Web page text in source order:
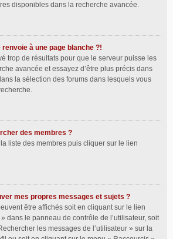
disponibles dans la recherche avancée.
à une page blanche ?!
trop de résultats pour que le serveur puisse les
avancée et essayez d’être plus précis dans
la sélection des forums dans lesquels vous
des membres ?
liste des membres puis cliquer sur le lien
mes propres messages et sujets ?
être affichés soit en cliquant sur le lien
dans le panneau de contrôle de l’utilisateur, soit
les messages de l’utilisateur » sur la